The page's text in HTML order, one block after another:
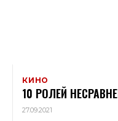
КИНО
10 РОЛЕЙ
27.09.2021